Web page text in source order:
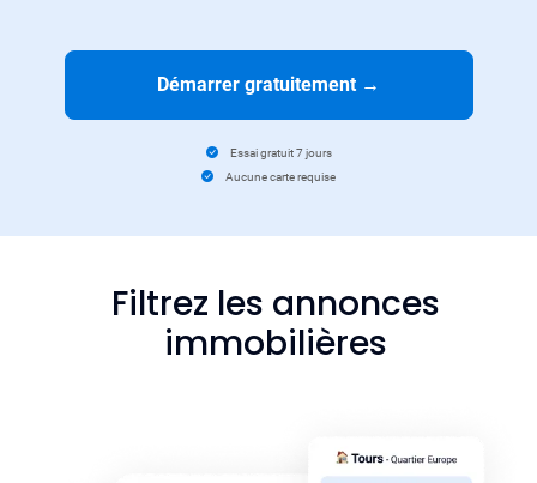
Démarrer gratuitement →
Essai gratuit 7 jours
Aucune carte requise
Filtrez les annonces
immobilières